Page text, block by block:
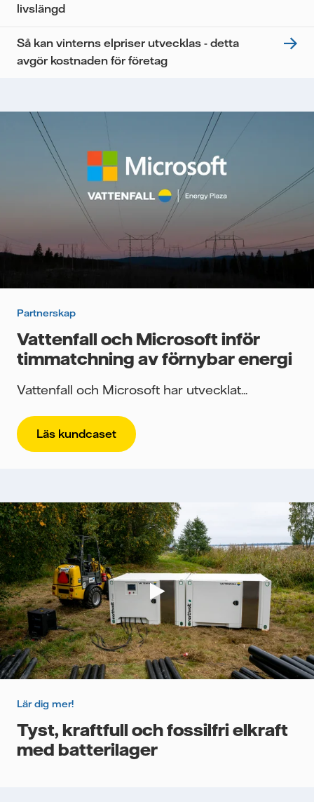
livslängd
Så kan vinterns elpriser utvecklas - detta
avgör kostnaden för företag
Partnerskap
Vattenfall och Microsoft inför
timmatchning av förnybar energi
Vattenfall och Microsoft har utvecklat...
Läs kundcaset
Lär dig mer!
Tyst, kraftfull och fossilfri elkraft
med batterilager